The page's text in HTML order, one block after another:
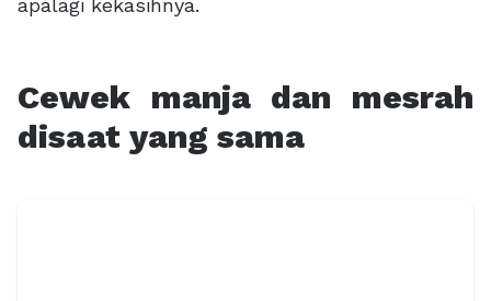
Cewek manja dan mesrah
disaat yang sama